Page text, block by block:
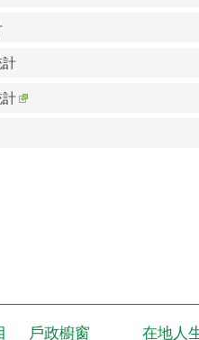
計
計
戶政櫥窗
在地人